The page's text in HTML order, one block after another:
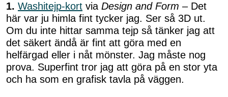
1. Washitejp-kort via Design and Form – Det
här var ju himla fint tycker jag. Ser så 3D ut.
Om du inte hittar samma tejp så tänker jag att
det säkert ändå är fint att göra med en
helfärgad eller i nåt mönster. Jag måste nog
prova. Superfint tror jag att göra på en stor yta
och ha som en grafisk tavla på väggen.